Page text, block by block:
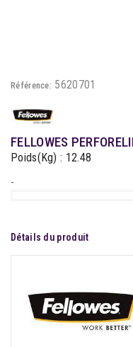
Référence: 5620701
FELLOWES
Poids(Kg) : 12.48
-
Détails du produit